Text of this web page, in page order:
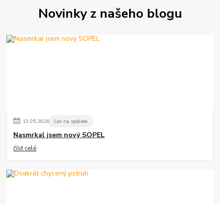
Novinky z našeho blogu
13.05.2026 Lov na splávek
Nasmrkal jsem nový SOPEL
číst celé